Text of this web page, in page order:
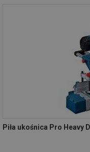
Piła ukośnica Pro Heavy